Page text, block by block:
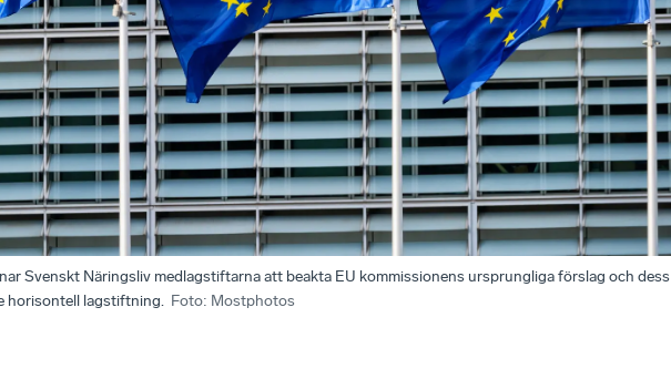
Svenskt Näringsliv medlagstiftarna att beakta EU kommissionens ursprungliga förslag och dess
horisontell lagstiftning. Foto: Mostphotos